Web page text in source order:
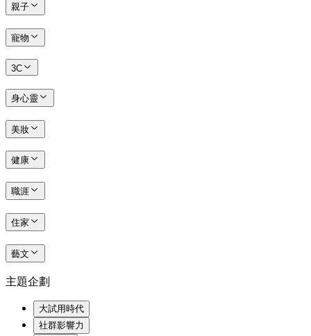
親子
寵物
3C
身心靈
美妝
健康
職涯
住家
藝文
主題企劃
大試用時代
社群影響力